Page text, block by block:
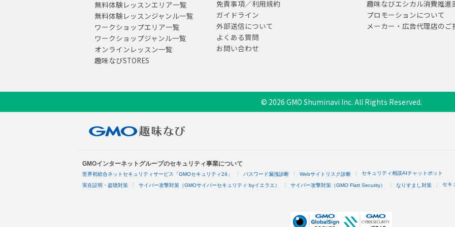
無料体験レッスンエリア一覧
無料体験レッスンジャンル一覧
ワークショップエリア一覧
ワークショップジャンル一覧
オンラインレッスン一覧
趣味なびSTORES
免責事項／利用規約
ガイドライン
外部送信について
よくある質問
お問い合わせ
趣味なびエシカル消費推進
プロモーションについて
メーカー・広告代理店のご
© 2026 GMO Shuminavi Inc. All Rights Reserved.